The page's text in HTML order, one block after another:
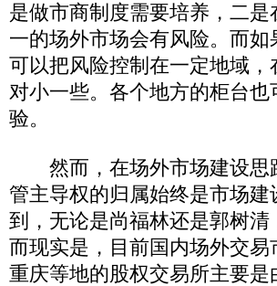
是做市商制度需要培养，二
一的场外市场会有风险。而
可以把风险控制在一定地域
对小一些。各个地方的柜台
验。
然而，在场外市场建设思
管主导权的归属始终是市场
到，无论是尚福林还是郭树清
而现实是，目前国内场外交
重庆等地的股权交易所主要